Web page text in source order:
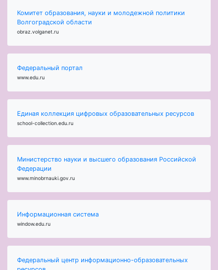
Комитет образования, науки и молодежной политики
Волгоградской области
obraz.volganet.ru
Федеральный портал
www.edu.ru
Единая коллекция цифровых образовательных ресурсов
school-collection.edu.ru
Министерство науки и высшего образования Российской
Федерации
www.minobrnauki.gov.ru
Информационная система
window.edu.ru
Федеральный центр информационно-образовательных